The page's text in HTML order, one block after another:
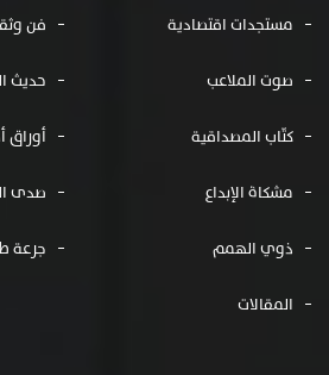
مستجدات اقتصادية فن
صوت الملاعب حديث
كتّاب المصداقية أوراق
مشكاة الإبداع صدى
ذوي الهمم جرعة
المقالات